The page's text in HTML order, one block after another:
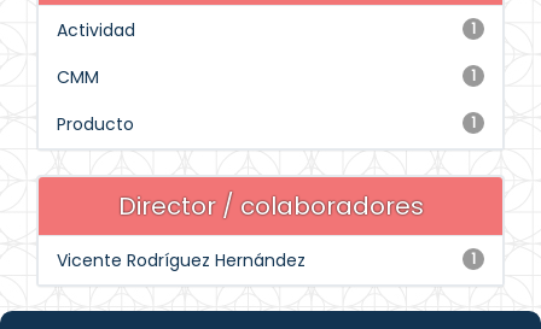
1
Actividad
1
CMM
1
Producto
Director / colaboradores
1
Vicente Rodríguez Hernández